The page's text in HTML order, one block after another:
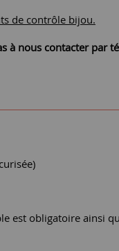
de contrôle bijou.
à nous contacter par
est obligatoire ainsi